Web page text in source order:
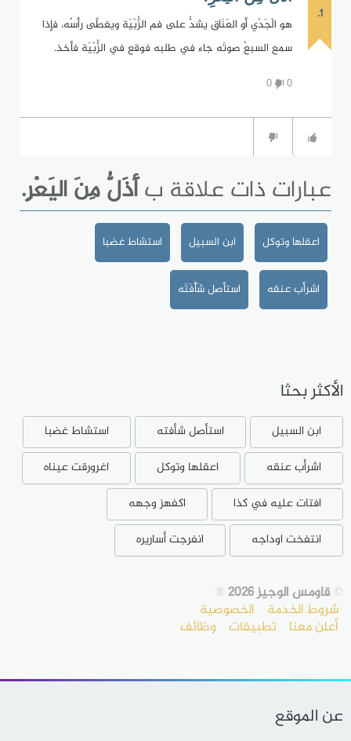
1.
هو الْجَدْي أو العَنَاق يشدُّ على فم الزُّبْيَة ويغطَّى رأسُه، فإذا
سمع السبعُ صوتَه جاء في طلبه فوقع في الزُّبْيَة فأخذ.
0
0
عبارات ذات علاقة بأَذَلُّ مِنَ اليَعْرِ.
اعقلها وتوكل ابن السبيل استشاط غضبا
اشرأب عنقه استأصل شَأْفَتَه
الأكثر بحثا
ابن السبيل استأصل شأفته
استشاط غضبا
اشرأب عنقه
اعقلها وتوكل
اغرورقت عيناه
افتات عليه في كذا
اكفهز وجهه
انتفخت اوداجه
انفرجت أساريره
©قاومس الوجيز 2026 ®
شروط الخدمة الخصوصية
أعلن معنا تطبيقات وظائف
عن الموقع